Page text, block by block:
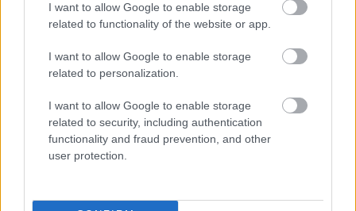
I want to allow Google to enable storage
related to functionality of the website or app.
I want to allow Google to enable storage
related to personalization.
I want to allow Google to enable storage
related to security, including authentication
functionality and fraud prevention, and other
user protection.
illetőt alaptalan, hamis vád miatt beperelni
kényszerülök, mint ahogy azokat is, akik a
továbbiakban bármilyen szexuális visszaéléssel
megvádolnak.
Nem vagyok bűntelen. Ember vagyok és követek el
hibákat. De soha senkit nem zaklattam szexuálisan,
soha nem közeledtem hátsó szándékkal nőhöz vagy
férfihoz, nem fogdostam illetlenül sem felnőtteket sem
gyerekeket.
Az engem gyalázó, túlzásoktól hemzsegő beszámolók